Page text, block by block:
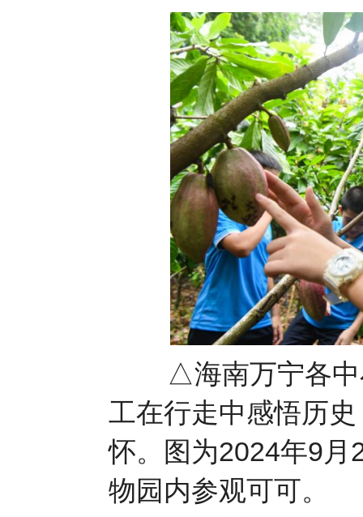
△海南万宁各
工在行走中感悟历
怀。图为2024年9月
物园内参观可可。